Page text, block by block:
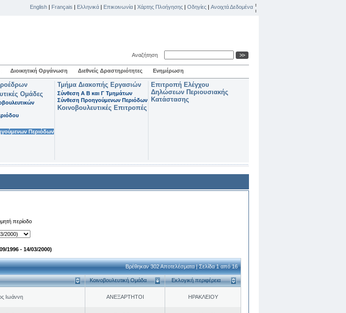
English | Français | Ελληνικά | Επικοινωνία | Χάρτης Πλοήγησης | Οδηγίες | Ανοιχτά Δεδομένα
Αναζήτηση
Διοικητική Οργάνωση Διεθνείς Δραστηριότητες Ενημέρωση
Ομάδες
Περιόδων
Τμήμα Διακοπής Εργασιών
Σύνθεση Α Β και Γ Τμημάτων
Σύνθεση Προηγούμενων Περιόδων
Κοινοβουλευτικές Επιτροπές
Επιτροπή Ελέγχου
Δηλώσεων Περιουσιακής
Κατάστασης
περίοδο
1996 - 14/03/2000)
Βρέθηκαν 302 Αποτελέσματα | Σελίδα 1 από 16
Κοινοβουλευτική Ομάδα Εκλογική περιφέρεια
Ιωάννη ΑΝΕΞΑΡΤΗΤΟΙ ΗΡΑΚΛΕΙΟΥ